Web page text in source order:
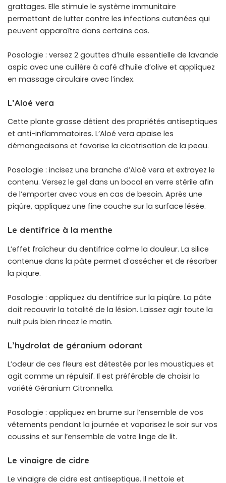
grattages. Elle stimule le système immunitaire
permettant de lutter contre les infections cutanées qui
peuvent apparaître dans certains cas.
Posologie : versez 2 gouttes d’huile essentielle de lavande
aspic avec une cuillère à café d’huile d’olive et appliquez
en massage circulaire avec l’index.
L’Aloé vera
Cette plante grasse détient des propriétés antiseptiques
et anti-inflammatoires. L’Aloé vera apaise les
démangeaisons et favorise la cicatrisation de la peau.
Posologie : incisez une branche d’Aloé vera et extrayez le
contenu. Versez le gel dans un bocal en verre stérile afin
de l’emporter avec vous en cas de besoin. Après une
piqûre, appliquez une fine couche sur la surface lésée.
Le dentifrice à la menthe
L’effet fraîcheur du dentifrice calme la douleur. La silice
contenue dans la pâte permet d’assécher et de résorber
la piqure.
Posologie : appliquez du dentifrice sur la piqûre. La pâte
doit recouvrir la totalité de la lésion. Laissez agir toute la
nuit puis bien rincez le matin.
L’hydrolat de géranium odorant
L’odeur de ces fleurs est détestée par les moustiques et
agit comme un répulsif. Il est préférable de choisir la
variété Géranium Citronnella.
Posologie : appliquez en brume sur l’ensemble de vos
vêtements pendant la journée et vaporisez le soir sur vos
coussins et sur l’ensemble de votre linge de lit.
Le vinaigre de cidre
Le vinaigre de cidre est antiseptique. Il nettoie et